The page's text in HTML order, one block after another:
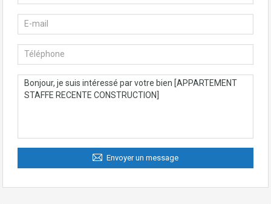
Envoyer un message